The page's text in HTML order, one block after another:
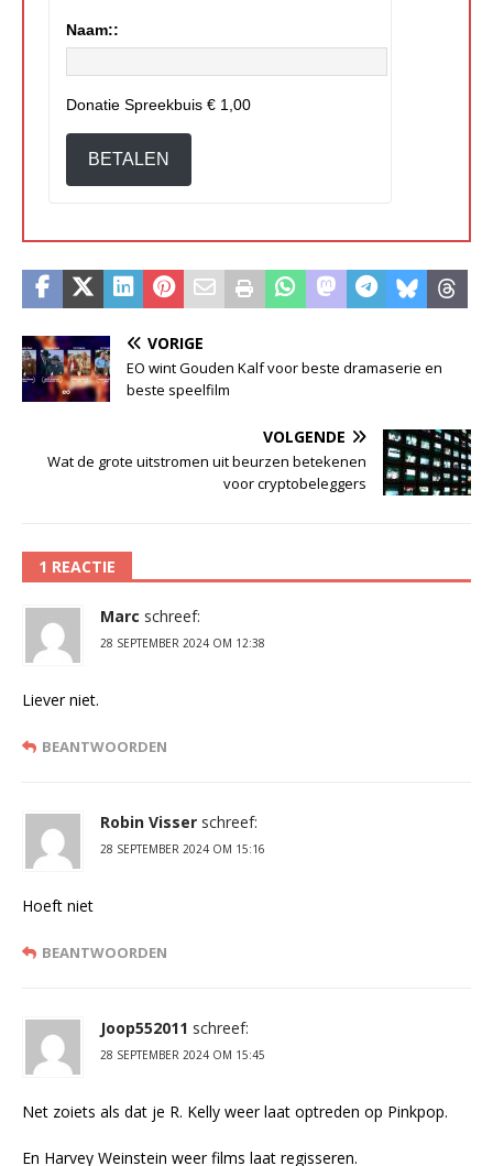
Naam::
Donatie Spreekbuis € 1,00
BETALEN
VORIGE
EO wint Gouden Kalf voor beste dramaserie en
beste speelfilm
VOLGENDE
Wat de grote uitstromen uit beurzen betekenen
voor cryptobeleggers
1 REACTIE
Marc schreef:
28 SEPTEMBER 2024 OM 12:38
Liever niet.
BEANTWOORDEN
Robin Visser schreef:
28 SEPTEMBER 2024 OM 15:16
Hoeft niet
BEANTWOORDEN
Joop552011 schreef:
28 SEPTEMBER 2024 OM 15:45
Net zoiets als dat je R. Kelly weer laat optreden op Pinkpop.
En Harvey Weinstein weer films laat regisseren.